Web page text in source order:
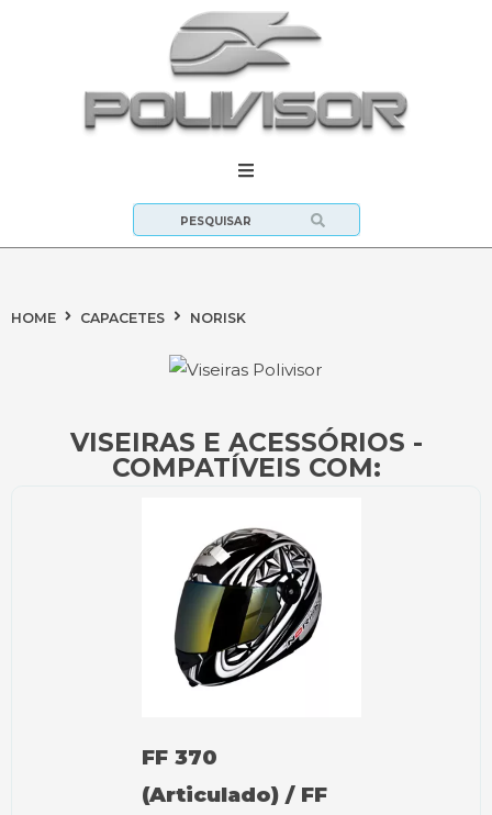
HOME CAPACETES NORISK
VISEIRAS E ACESSÓRIOS -
COMPATÍVEIS COM:
FF 370
(Articulado) / FF